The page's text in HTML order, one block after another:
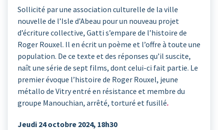
Sollicité par une association culturelle de la ville
nouvelle de l’Isle d’Abeau pour un nouveau projet
d’écriture collective, Gatti s’empare de l’histoire de
Roger Rouxel. Il en écrit un poème et l’offre à toute une
population. De ce texte et des réponses qu’il suscite,
naît une série de sept films, dont celui-ci fait partie. Le
premier évoque l’histoire de Roger Rouxel, jeune
métallo de Vitry entré en résistance et membre du
groupe Manouchian, arrêté, torturé et fusillé.
Jeudi 24 octobre 2024, 18h30